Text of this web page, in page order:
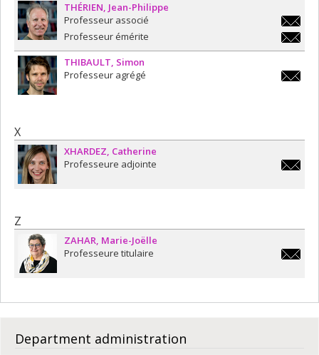
THÉRIEN Jean-Philippe
jean-
Professeur associé
jean-
Professeur émérite
THIBAULT Simon
Professeur agrégé
X
XHARDEZ Catherine
Professeure adjointe
Z
ZAHAR Marie-Joëlle
Professeure titulaire
Department administration